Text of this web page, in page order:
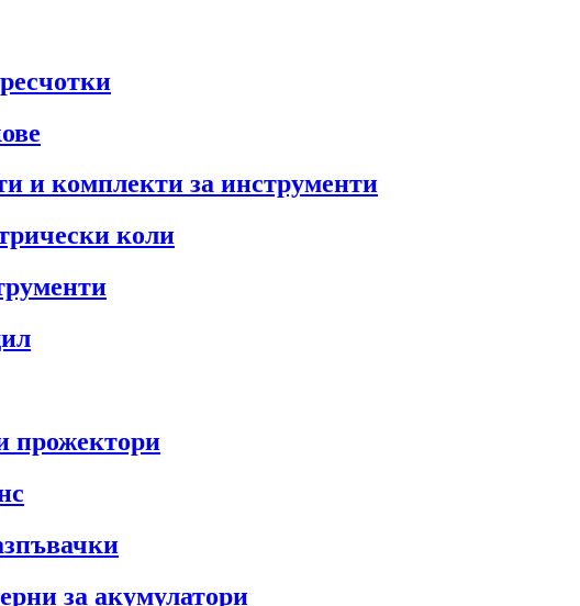
и комплекти за инструменти
коли
прожектори
за акумулатори